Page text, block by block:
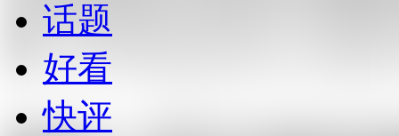
话题
好看
快评